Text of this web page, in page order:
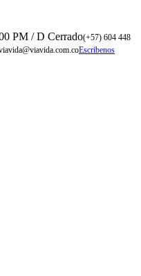
PM / D Cerrado(+57) 604 448
Escribenos